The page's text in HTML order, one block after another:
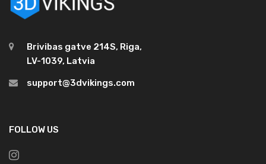
Brivibas gatve 214S, Riga,
LV-1039, Latvia
support@3dvikings.com
FOLLOW US